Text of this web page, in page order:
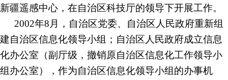
新疆遥感中心，在自治区科技厅的领导下开展工作。
2002年8月，自治区党委、自治区人民政府重新组
建自治区信息化领导小组；自治区人民政府成立信息
化办公室（副厅级，撤销原自治区信息化工作领导小
组办公室），作为自治区信息化领导小组的办事机